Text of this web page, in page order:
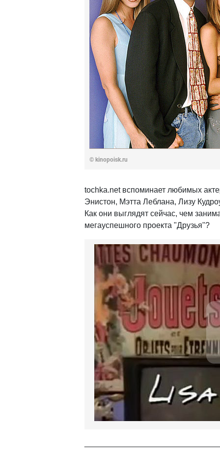
© kinopoisk.ru
tochka.net вспоминает любимых
Энистон, Мэтта Леблана, Лизу
Как они выглядят сейчас, чем
мегауспешного проекта "Друзья"?